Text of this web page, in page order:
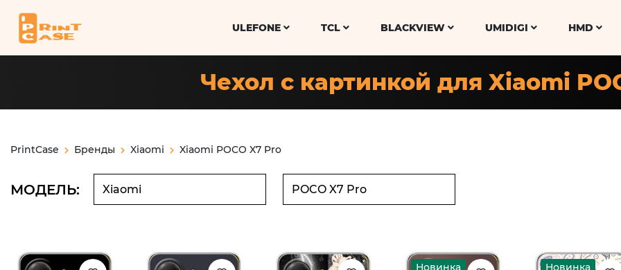
ULEFONE TCL BLACKVIEW UMIDIGI HMD
Чехол с картинкой для Xiaomi
PrintCase Бренды Xiaomi Xiaomi POCO X7 Pro
МОДЕЛЬ:
Новинка Новинка